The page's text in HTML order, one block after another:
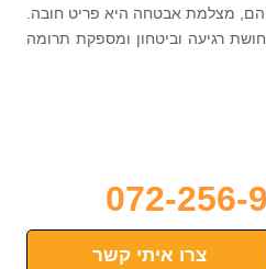
מצלמת אבטחה היא פריט חובה.
רגיעה וביטחון ומספקת תרומה
צרו איתי קשר